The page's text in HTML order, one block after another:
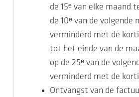
de 15ᵉ van elke maand
de 10ᵉ van de volgende
verminderd met de
tot het einde van de
op de 25ᵉ van de
verminderd met de
Ontvangst van de